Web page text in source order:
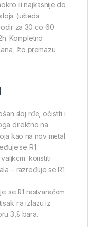
ili najkasnije do
(ušteda
za 30 do 60
Kompletno
što premazu
sloj rđe, očistiti i
direktno na
kao na nov metal.
se R1
koristiti
– razređuje se R1
se R1 rastvaračem
na izlazu iz
3,8 bara.